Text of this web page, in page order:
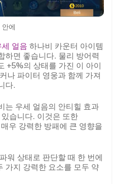
안에
세 얼음 하나비 카운터 아이템
하면 좋습니다. 물리 방어력
+5%의 상태를 가진 이 아이
나 파이터 영웅과 함께 가져
다.
는 우세 얼음의 안티힐 효과
습니다. 이것은 또한
우 강력한 방패에 큰 영향을
워 상태로 판단할 때 한 번에
가지 강력한 요소를 모두 약